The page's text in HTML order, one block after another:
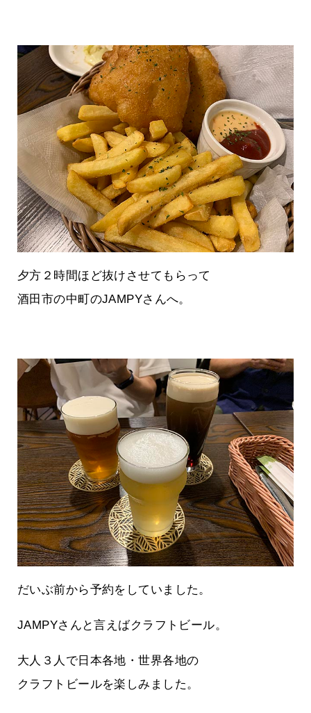
夕方２時間ほど抜けさせてもらって
酒田市の中町のJAMPYさんへ。
だいぶ前から予約をしていました。
JAMPYさんと言えばクラフトビール。
大人３人で日本各地・世界各地の
クラフトビールを楽しみました。